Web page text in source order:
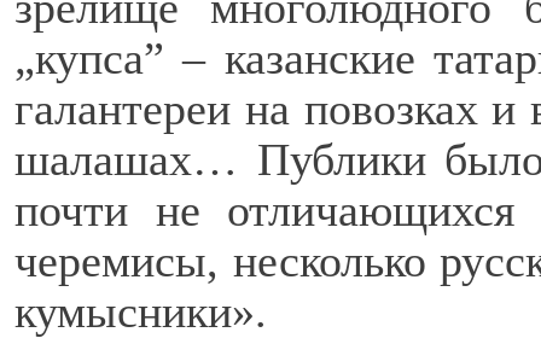
„купса” – казанские
галантереи на повозках
шалашах… Публики
почти не отличающихся
черемисы, несколько
кумысники».